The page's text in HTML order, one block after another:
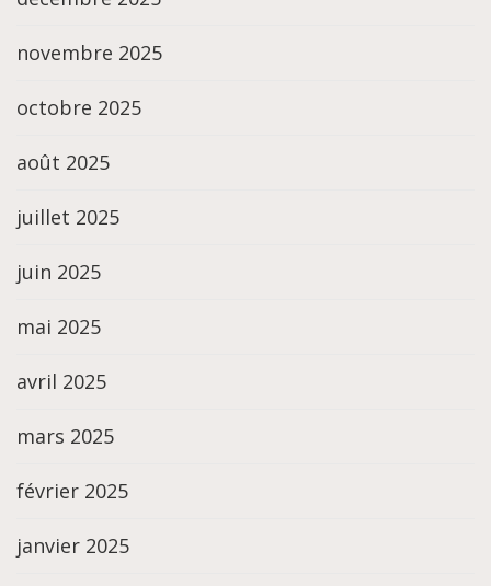
novembre 2025
octobre 2025
août 2025
juillet 2025
juin 2025
mai 2025
avril 2025
mars 2025
février 2025
janvier 2025